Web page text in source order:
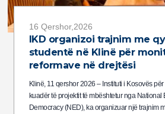
16 Qershor,2026
IKD organizoi trajnim me
studentë në Klinë për
reformave në drejtësi
Klinë, 11 qershor 2026 – Instituti i Kosovës
kuadër të projektit të mbështetur nga National
Democracy (NED), ka organizuar një trajnim